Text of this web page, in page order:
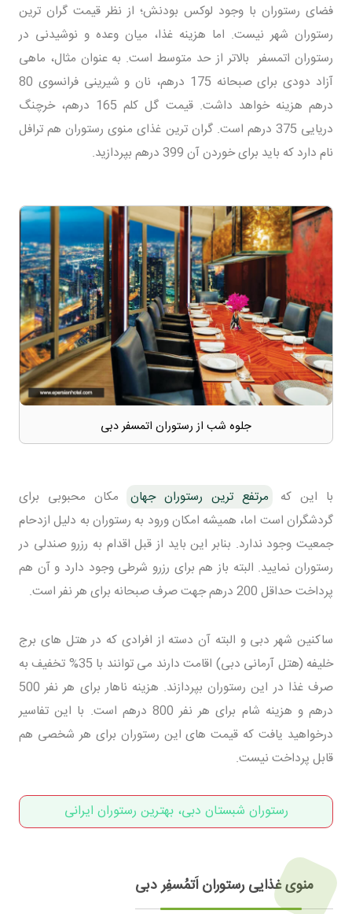
فضای رستوران با وجود لوکس بودنش؛ از نظر قیمت گران ترین
رستوران شهر نیست. اما هزینه غذا، میان وعده و نوشیدنی در
رستوران اتمسفر بالاتر از حد متوسط است. به عنوان مثال، ماهی
آزاد دودی برای صبحانه 175 درهم، نان و شیرینی فرانسوی 80
درهم هزینه خواهد داشت. قیمت گل کلم 165 درهم، خرچنگ
دریایی 375 درهم است. گران ترین غذای منوی رستوران هم ترافل
نام دارد که باید برای خوردن آن 399 درهم بپردازید.
جلوه شب از رستوران اتمسفر دبی
با این که مرتفع ترین رستوران جهان
مکان محبوبی برای
گردشگران است اما، همیشه امکان ورود به رستوران به دلیل ازدحام
جمعیت وجود ندارد. بنابر این باید از قبل اقدام به رزرو صندلی در
رستوران نمایید. البته باز هم برای رزرو شرطی وجود دارد و آن هم
پرداخت حداقل 200 درهم جهت صرف صبحانه برای هر نفر است.
ساکنین شهر دبی و البته آن دسته از افرادی که در هتل های برج
خلیفه (هتل آرمانی دبی) اقامت دارند می توانند با 35% تخفیف به
صرف غذا در این رستوران بپردازند. هزینه ناهار برای هر نفر 500
درهم و هزینه شام برای هر نفر 800 درهم است. با این تفاسیر
درخواهید یافت که قیمت های این رستوران برای هر شخصی هم
قابل پرداخت نیست.
رستوران شبستان دبی، بهترین رستوران ایرانی
منوی غذایی رستوران اَتمُسفِر دبی